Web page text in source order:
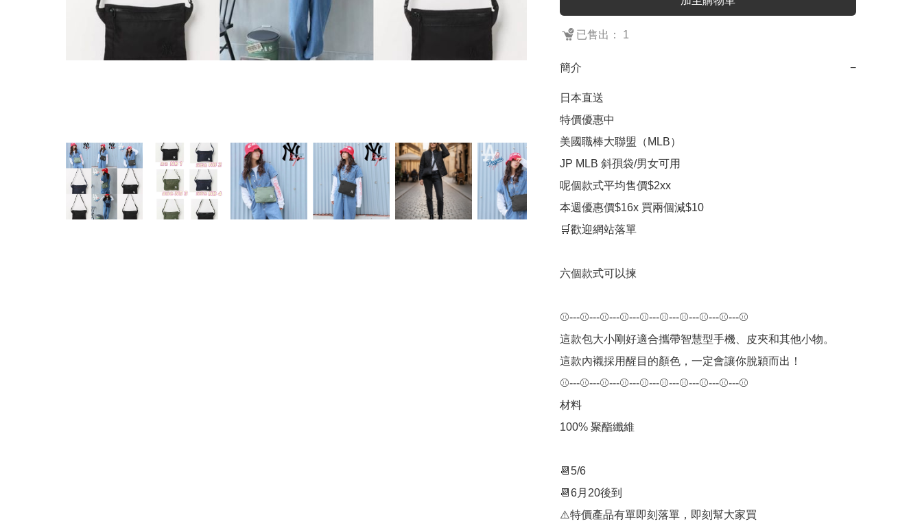
已售出： 1
簡介 −
日本直送
特價優惠中
美國職棒大聯盟（MLB）
JP MLB 斜孭袋/男女可用
呢個款式平均售價$2xx
本週優惠價$16x 買兩個減$10
🛒歡迎網站落單
六個款式可以揀
⚾---⚾---⚾---⚾---⚾---⚾---⚾---⚾---⚾---⚾
這款包大小剛好適合攜帶智慧型手機、皮夾和其他小物。
這款內襯採用醒目的顏色，一定會讓你脫穎而出！
⚾---⚾---⚾---⚾---⚾---⚾---⚾---⚾---⚾---⚾
材料
100% 聚酯纖維
📆5/6
📆6月20後到